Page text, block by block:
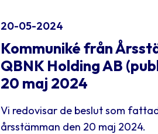
20-05-2024
Kommuniké från
QBNK Holding AB
20 maj 2024
Vi redovisar de beslut som
årsstämman den 20 maj 2024.